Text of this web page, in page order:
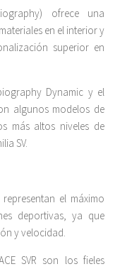
ofrece una
en el interior y
superior en
Dynamic y el
algunos modelos de
más altos niveles de
SV.
el máximo
deportivas, ya que
y velocidad.
SVR son los fieles